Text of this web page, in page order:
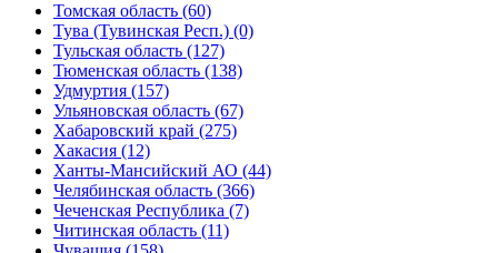
Томская область (60)
Тува (Тувинская Респ.) (0)
Тульская область (127)
Тюменская область (138)
Удмуртия (157)
Ульяновская область (67)
Хабаровский край (275)
Хакасия (12)
Ханты-Мансийский АО (44)
Челябинская область (366)
Чеченская Республика (7)
Читинская область (11)